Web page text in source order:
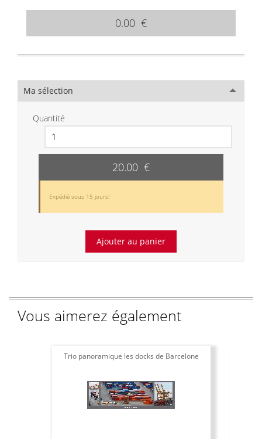
0.00 €
Ma sélection
Quantité
20.00 €
Expédié sous 15 jours!
Vous aimerez également
Trio panoramique les docks de Barcelone